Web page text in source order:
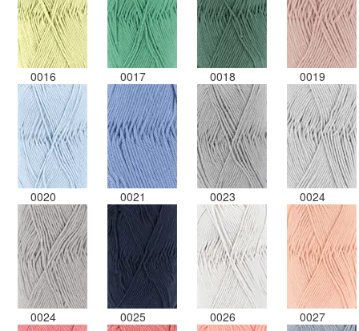
0016 0017 0018 0019
0020 0021 0023 0024
0024 0025 0026 0027